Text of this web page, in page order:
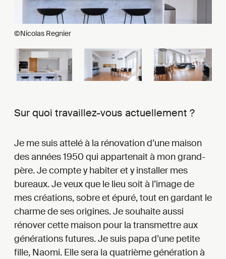
©Nicolas Regnier
Sur quoi travaillez-vous actuellement ?
Je me suis attelé à la rénovation d’une maison
des années 1950 qui appartenait à mon grand-
père. Je compte y habiter et y installer mes
bureaux. Je veux que le lieu soit à l’image de
mes créations, sobre et épuré, tout en gardant le
charme de ses origines. Je souhaite aussi
rénover cette maison pour la transmettre aux
générations futures. Je suis papa d’une petite
fille, Naomi. Elle sera la quatrième génération à